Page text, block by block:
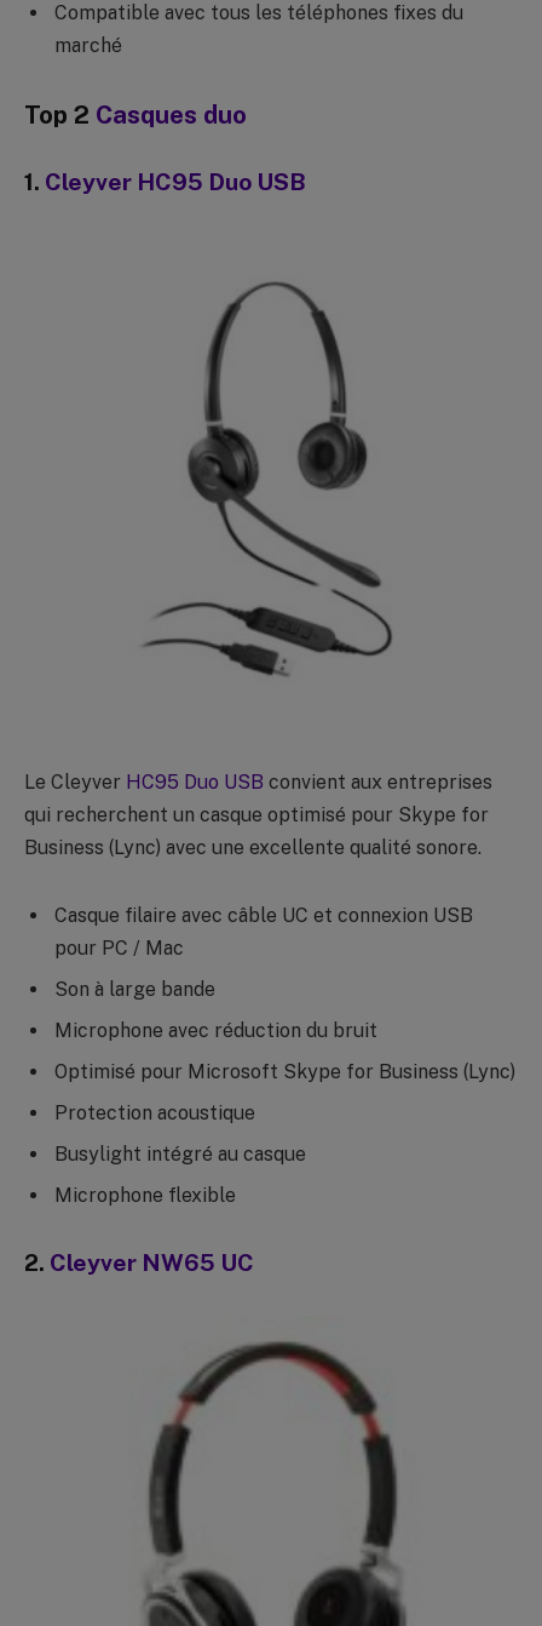
Compatible avec tous les téléphones fixes du
marché
Top 2 Casques duo
1. Cleyver HC95 Duo USB
Le Cleyver HC95 Duo USB convient aux entreprises
qui recherchent un casque optimisé pour Skype for
Business (Lync) avec une excellente qualité sonore.
Casque filaire avec câble UC et connexion USB
pour PC / Mac
Son à large bande
Microphone avec réduction du bruit
Optimisé pour Microsoft Skype for Business (Lync)
Protection acoustique
Busylight intégré au casque
Microphone flexible
2. Cleyver NW65 UC